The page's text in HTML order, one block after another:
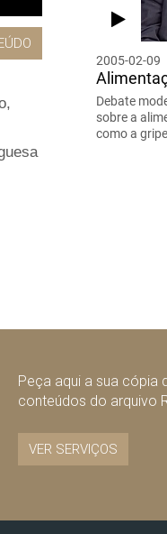
2005-02-09
Debate
sobre a
como a
Peça aqui a sua cópia
conteúdos do arquivo
VER SERVIÇOS